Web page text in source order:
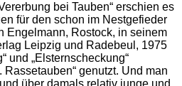
bei Tauben“ erschien es
für den schon im Nestgefieder
Engelmann, Rostock, in seinem
Leipzig und Radebeul, 1975
und „Elsternscheckung“
genutzt. Und man
über damals relativ junge und